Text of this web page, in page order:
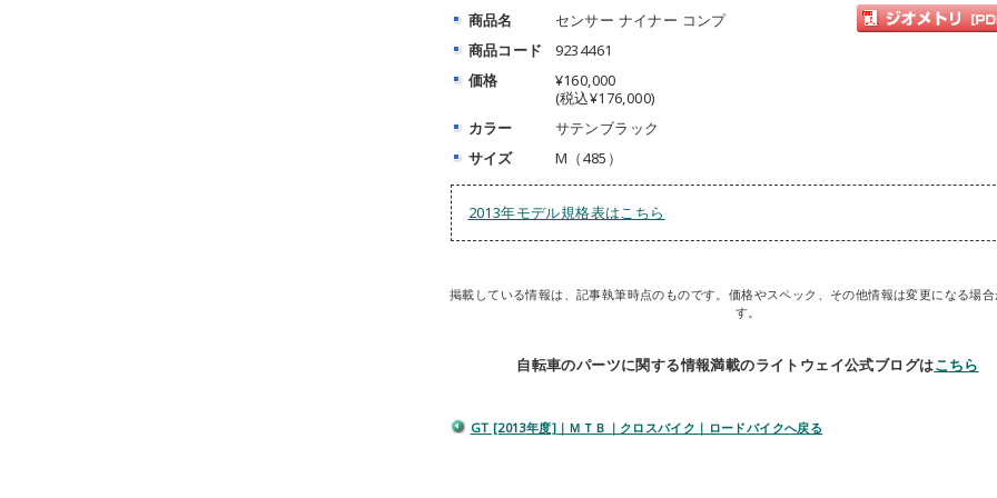
商品名
センサー ナイナー コンプ
商品コード
9234461
価格
¥160,000
(税込¥176,000)
カラー
サテンブラック
サイズ
M（485）
2013年モデル規格表はこちら
掲載している情報は、記事執筆時点のものです。価格やスペック、その他情報は変更になる場
す。
自転車のパーツに関する情報満載のライトウェイ公式ブログはこちら
GT [2013年度]｜ＭＴＢ｜クロスバイク｜ロードバイクへ戻る